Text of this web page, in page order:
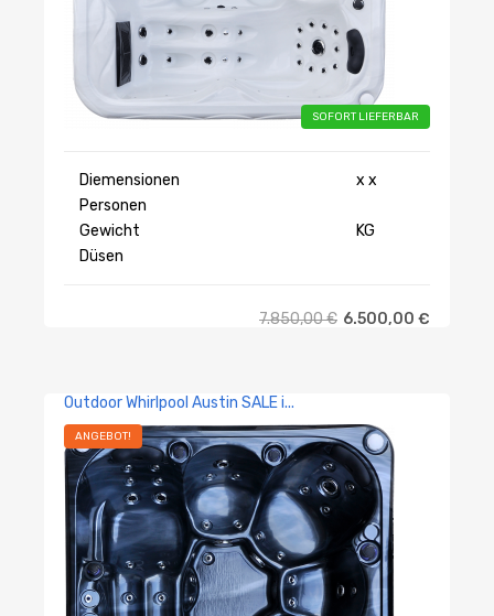
SOFORT LIEFERBAR
Diemensionen
x x
Personen
Gewicht
KG
Düsen
7.850,00€ 6.500,00 €
Outdoor Whirlpool Austin SALE i...
ANGEBOT!